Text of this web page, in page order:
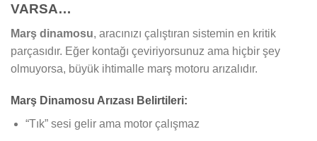
VARSA…
Marş dinamosu, aracınızı çalıştıran sistemin en kritik
parçasıdır. Eğer kontağı çeviriyorsunuz ama hiçbir şey
olmuyorsa, büyük ihtimalle marş motoru arızalıdır.
Marş Dinamosu Arızası Belirtileri:
“Tık” sesi gelir ama motor çalışmaz